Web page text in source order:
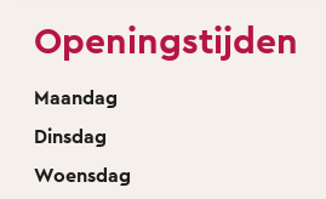
Openingstijden
Maandag
Dinsdag
Woensdag